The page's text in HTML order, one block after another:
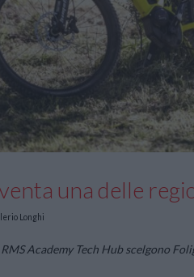
una delle
Longhi
Academy Tech Hub scelgono